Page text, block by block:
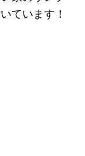
ています！